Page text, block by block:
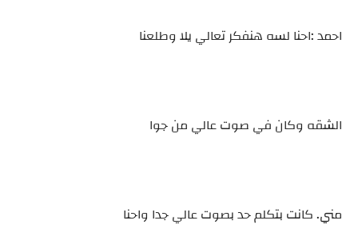
احمد :احنا لسه هنفكر تعالي يلا وطلعنا
الشقه وكان في صوت عالي من جوا
مني. كانت بتكلم حد بصوت عالي جدا واحنا